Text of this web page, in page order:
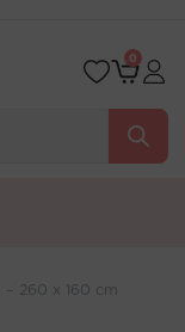
0
– 260 x 160 cm